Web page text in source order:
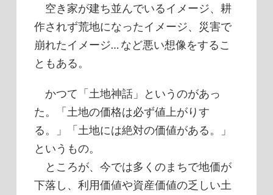
空き家が建ち並んでいるイメージ、耕
作されず荒地になったイメージ、災害で
崩れたイメージ… など悪い想像をするこ
ともある。
かつて「土地神話」というのがあっ
た。「土地の価格は必ず値上がりす
る。」「土地には絶対の価値がある。」
というもの。
ところが、今では多くのまちで地価が
下落し、利用価値や資産価値の乏しい土